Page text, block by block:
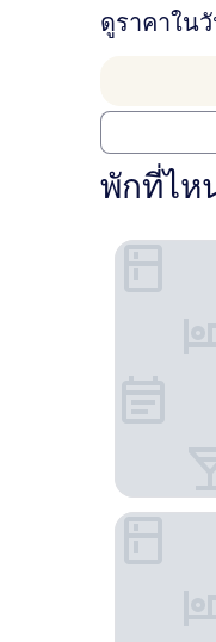
ดูราคาใน
พักที่ไห
โรงแรม สโ
เดอะแรนช์ที่